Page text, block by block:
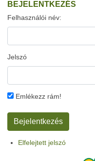
BEJELENTKEZÉS
Felhasználói név:
Jelszó
Emlékezz rám!
Elfelejtett jelszó